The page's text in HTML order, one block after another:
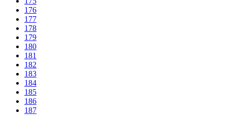
176
177
178
179
180
181
182
183
184
185
186
187